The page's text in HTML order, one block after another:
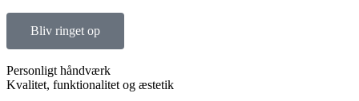
Bliv ringet op
Personligt håndværk
Kvalitet, funktionalitet og æstetik